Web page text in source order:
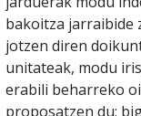
bakoitza jarraibide
jotzen diren
unitateak, modu
erabili beharreko
proposatzen du;